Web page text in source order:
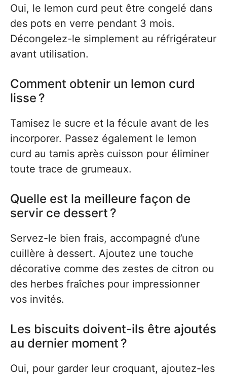
Oui, le lemon curd peut être congelé dans
des pots en verre pendant 3 mois.
Décongelez-le simplement au réfrigérateur
avant utilisation.
Comment obtenir un lemon curd
lisse ?
Tamisez le sucre et la fécule avant de les
incorporer. Passez également le lemon
curd au tamis après cuisson pour éliminer
toute trace de grumeaux.
Quelle est la meilleure façon de
servir ce dessert ?
Servez-le bien frais, accompagné d’une
cuillère à dessert. Ajoutez une touche
décorative comme des zestes de citron ou
des herbes fraîches pour impressionner
vos invités.
Les biscuits doivent-ils être ajoutés
au dernier moment ?
Oui, pour garder leur croquant, ajoutez-les